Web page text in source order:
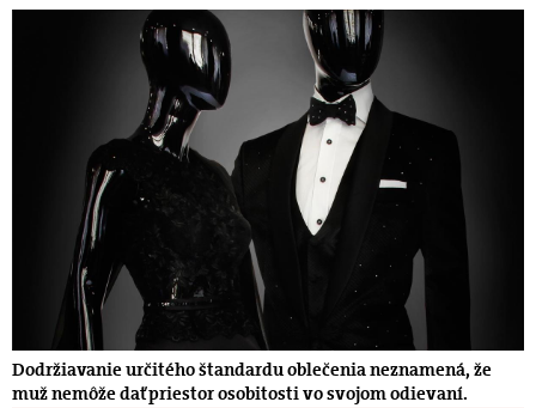
Dodržiavanie určitého štandardu oblečenia neznamená, že
muž nemôže dať priestor osobitosti vo svojom odievaní.